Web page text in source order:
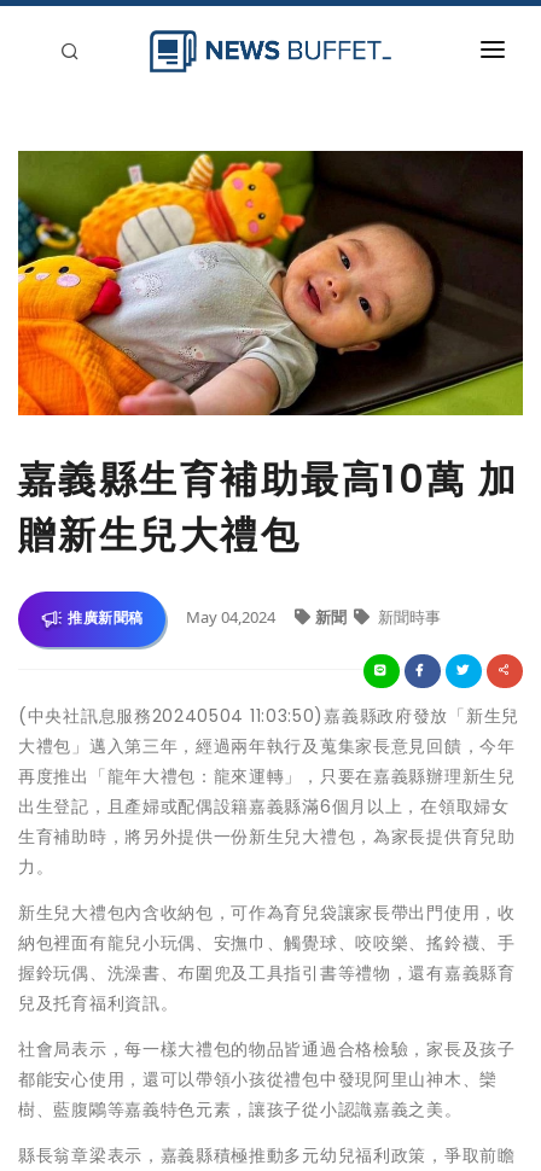
登入
刊登
嘉義縣生育補助最高10萬 加
贈新生兒大禮包
推廣新聞稿 May 04,2024 新聞 新聞時事
(中央社訊息服務20240504 11:03:50)嘉義縣政府發放「新生兒
大禮包」邁入第三年，經過兩年執行及蒐集家長意見回饋，今年
再度推出「龍年大禮包：龍來運轉」，只要在嘉義縣辦理新生兒
出生登記，且產婦或配偶設籍嘉義縣滿6個月以上，在領取婦女
生育補助時，將另外提供一份新生兒大禮包，為家長提供育兒助
力。
新生兒大禮包內含收納包，可作為育兒袋讓家長帶出門使用，收
納包裡面有龍兒小玩偶、安撫巾、觸覺球、咬咬樂、搖鈴襪、手
握鈴玩偶、洗澡書、布圍兜及工具指引書等禮物，還有嘉義縣育
兒及托育福利資訊。
社會局表示，每一樣大禮包的物品皆通過合格檢驗，家長及孩子
都能安心使用，還可以帶領小孩從禮包中發現阿里山神木、欒
樹、藍腹鷴等嘉義特色元素，讓孩子從小認識嘉義之美。
縣長翁章梁表示，嘉義縣積極推動多元幼兒福利政策，爭取前瞻